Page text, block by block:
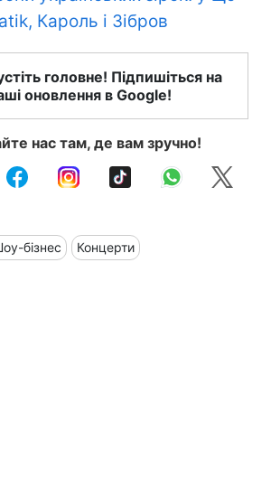
Кароль і Зібров
головне! Підпишіться на
оновлення в Google!
нас там, де вам зручно!
бізнес Концерти